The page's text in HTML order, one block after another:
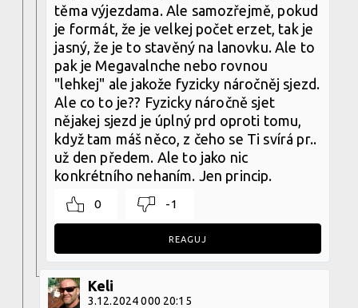
těma výjezdama. Ale samozřejmě, pokud
je formát, že je velkej počet erzet, tak je
jasný, že je to stavěný na lanovku. Ale to
pak je Megavalnche nebo rovnou
"lehkej" ale jakože fyzicky náročněj sjezd.
Ale co to je?? Fyzicky náročně sjet
nějakej sjezd je úplný prd oproti tomu,
když tam máš něco, z čeho se Ti svírá pr..
už den předem. Ale to jako nic
konkrétního nehaním. Jen princip.
0 -1
REAGUJ
Keli
3.12.2024 000 20:15